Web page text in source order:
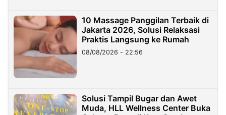
10 Massage Panggilan Terbaik di
Jakarta 2026, Solusi Relaksasi
Praktis Langsung ke Rumah
08/08/2026 - 22:56
Solusi Tampil Bugar dan Awet
Muda, HLL Wellness Center Buka